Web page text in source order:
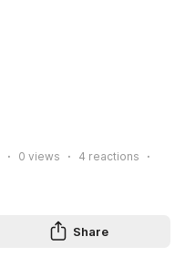
0 views 4 reactions
Share